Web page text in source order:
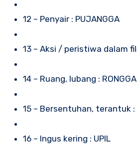
12 – Penyair : PUJANGGA
13 – Aksi / peristiwa dalam
14 – Ruang, lubang : RONGGA
15 – Bersentuhan, terantuk :
16 – Ingus kering : UPIL